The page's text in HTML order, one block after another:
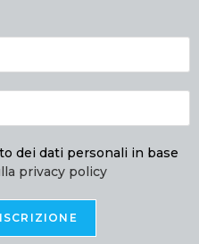
dei dati personali in base
privacy policy